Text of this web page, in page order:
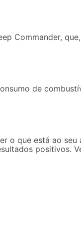
Commander,
de
o que está ao seu
positivos.